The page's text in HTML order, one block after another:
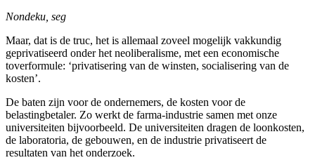
Nondeku, seg
Maar, dat is de truc, het is allemaal zoveel mogelijk vakkundig
geprivatiseerd onder het neoliberalisme, met een economische
toverformule: ‘privatisering van de winsten, socialisering van de
kosten’.
De baten zijn voor de ondernemers, de kosten voor de
belastingbetaler. Zo werkt de farma-industrie samen met onze
universiteiten bijvoorbeeld. De universiteiten dragen de loonkosten,
de laboratoria, de gebouwen, en de industrie privatiseert de
resultaten van het onderzoek.